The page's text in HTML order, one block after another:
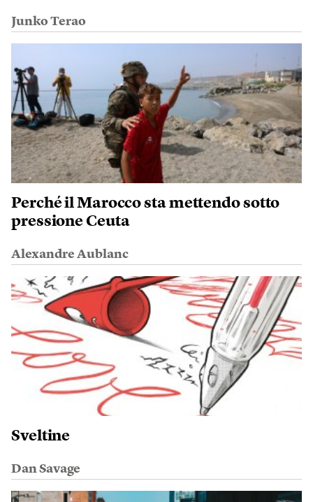
Junko Terao
Perché il Marocco sta mettendo sotto
pressione Ceuta
Alexandre Aublanc
Sveltine
Dan Savage